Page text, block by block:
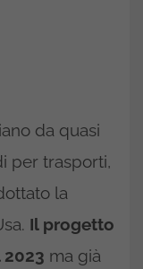
da quasi
per trasporti,
la
Il progetto
2023 ma già